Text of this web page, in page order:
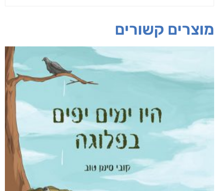
מוצרים קשורים